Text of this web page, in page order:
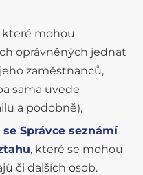
které mohou
oprávněných jednat
zaměstnanců,
sama uvede
a podobně),
Správce seznámí
, které se mohou
či dalších osob.